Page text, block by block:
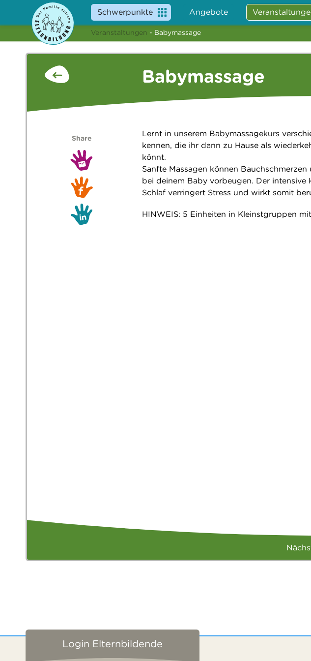
Schwerpunkte Angebote
Veranstaltungen - Babymassage
Babymassage
Lernt in unserem Babymassagekurs
kennen, die ihr dann zu Hause als
könnt.
Sanfte Massagen können
bei deinem Baby vorbeugen. Der
Schlaf verringert Stress und wirkt somit
HINWEIS: 5 Einheiten in Kleinstgruppen
Share
Login Elternbildende